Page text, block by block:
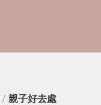
/ 親子好去處